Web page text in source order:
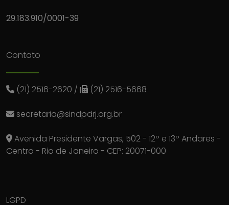
29.183.910/0001-39
Contato
(21) 2516-2620 / (21) 2516-5668
secretaria@sindpdrj.org.br
Avenida Presidente Vargas, 502 - 12º e 13º Andares -
Centro - Rio de Janeiro - CEP: 20071-000
LGPD